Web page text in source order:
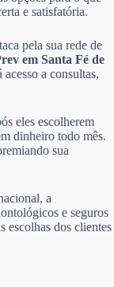
e satisfatória.
pela sua rede de
em Santa Fé de
a consultas,
eles escolherem
dinheiro todo mês.
sua
a
e seguros
escolhas dos clientes